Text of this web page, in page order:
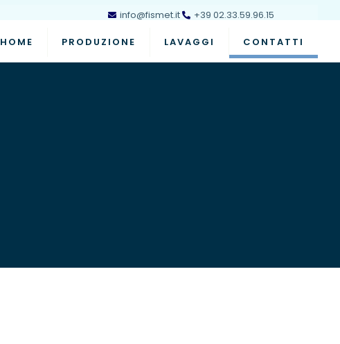
info@fismet.it +39 02.33.59.96.15
HOME PRODUZIONE LAVAGGI CONTATTI